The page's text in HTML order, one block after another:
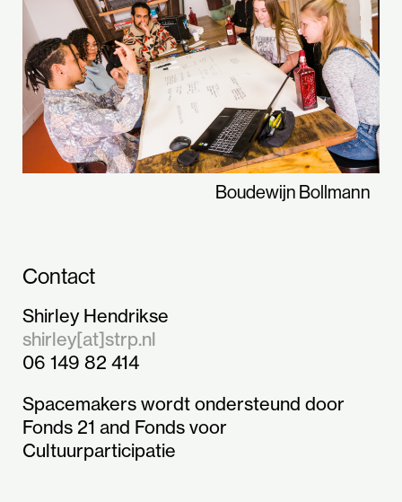
Boudewijn Bollmann
Contact
Shirley Hendrikse
shirley[at]strp.nl
06 149 82 414
Spacemakers wordt ondersteund door
Fonds 21 and Fonds voor
Cultuurparticipatie